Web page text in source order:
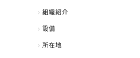
組織紹介
設備
所在地